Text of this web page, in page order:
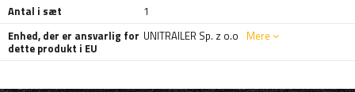
Antal i sæt
1
Enhed, der er ansvarlig for
dette produkt i EU
UNITRAILER Sp. z o.o Mere